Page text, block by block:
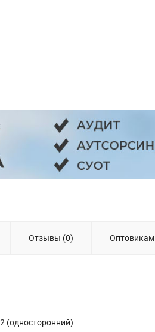
Отзывы (0) Оптовикам
(односторонний)